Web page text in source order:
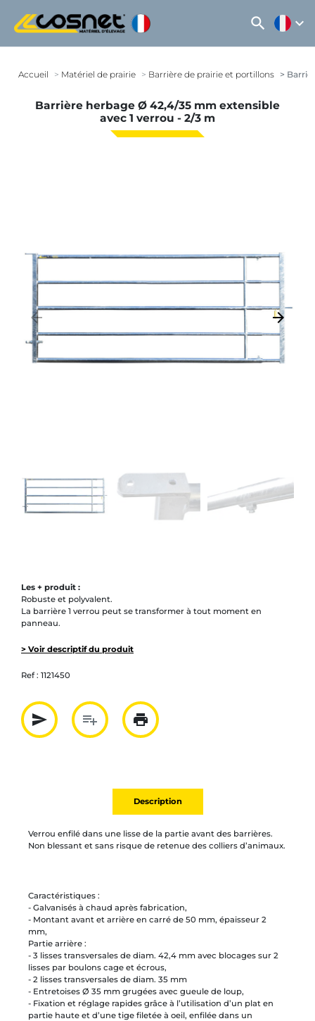
search expand_more
Accueil Matériel de prairie Barrière de prairie et portillons
Barrière herbage Ø 42,4/35 mm extensible
avec 1 verrou - 2/3 m
arrow_backward Suivant
arrow_forward
Les + produit :
Robuste et polyvalent.
La barrière 1 verrou peut se transformer à tout moment en
panneau.
> Voir descriptif du produit
Ref : 1121450
send
Partager par mail
playlist_add
Ajouter à la liste
print
Imprimer
Description
Verrou enfilé dans une lisse de la partie avant des barrières.
Non blessant et sans risque de retenue des colliers d’animaux.
Caractéristiques :
- Galvanisés à chaud après fabrication,
- Montant avant et arrière en carré de 50 mm, épaisseur 2
mm,
Partie arrière :
- 3 lisses transversales de diam. 42,4 mm avec blocages sur 2
lisses par boulons cage et écrous,
- 2 lisses transversales de diam. 35 mm
- Entretoises Ø 35 mm grugées avec gueule de loup,
- Fixation et réglage rapides grâce à l’utilisation d’un plat en
partie haute et d’une tige filetée à oeil, enfilée dans un